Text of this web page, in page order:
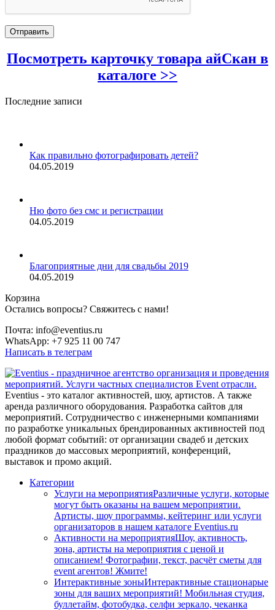
Посмотреть карточку товара айСкан в
каталоге >>
Последние записи
Как правильно фотографировать детей?
04.05.2019
Ню фото без смс и регистрации
04.05.2019
Благоприятные дни для свадьбы 2019
04.05.2019
Корзина
Остались вопросы? Свяжитесь с нами!
Почта: info@eventius.ru
WhatsApp: +7 925 11 00 747
Написать в телеграм
Eventius - это каталог активностей, шоу, артистов. А также
аренда различного оборудования. Разработка сайтов для
мероприятий. Сотрудничество с инженерными компаниями
по разработке уникальных брендированных активностей под
любой формат событий: от организации свадеб и детских
праздников до массовых мероприятий, конференций,
выставок и промо акций.
Категории
Услуги на мероприятияРазличные услуги, которые
могут быть оказаны на вашем мероприятии.
Артисты, шоу программы, кейтеринг или услуги
организаторов в нашем каталоге Eventius.ru
Активности на мероприятияШоу, активность,
зона, артисты на мероприятия с ценой и
описанием! Фотографии, текст, расчёт сметы для
event агентов! Жмите!
Интерактивные зоныИнтерактивные стационарые
зоны для ваших мероприятий! Мобильная студия,
буллетайм, фотобудка, селфи зеркало, чеканка